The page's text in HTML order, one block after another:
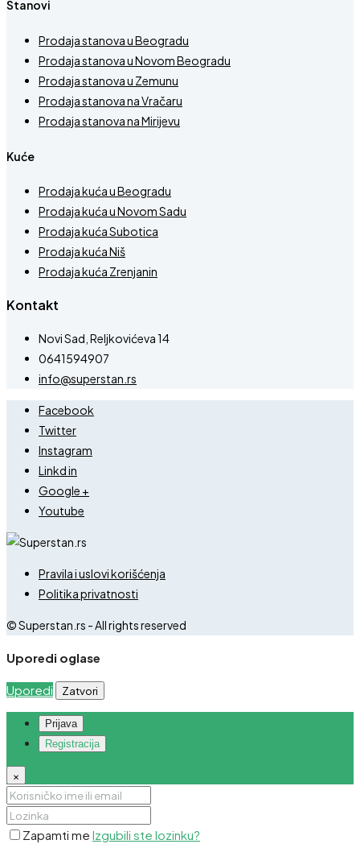
Stanovi
Prodaja stanova u Beogradu
Prodaja stanova u Novom Beogradu
Prodaja stanova u Zemunu
Prodaja stanova na Vračaru
Prodaja stanova na Mirijevu
Kuće
Prodaja kuća u Beogradu
Prodaja kuća u Novom Sadu
Prodaja kuća Subotica
Prodaja kuća Niš
Prodaja kuća Zrenjanin
Kontakt
Novi Sad, Reljkovićeva 14
0641594907
info@superstan.rs
Facebook
Twitter
Instagram
Linkd in
Google +
Youtube
Pravila i uslovi korišćenja
Politika privatnosti
© Superstan.rs - All rights reserved
Uporedi oglase
Uporedi Zatvori
Prijava
Registracija
×
Zapamti me Izgubili ste lozinku?